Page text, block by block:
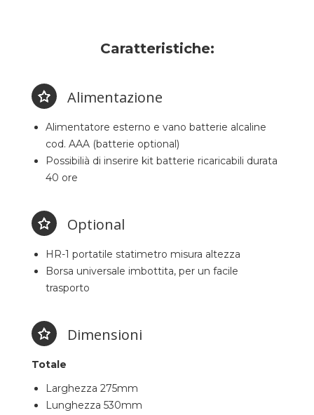
Caratteristiche:
Alimentazione
Alimentatore esterno e vano batterie alcaline
cod. AAA (batterie optional)
Possibilià di inserire kit batterie ricaricabili durata
40 ore
Optional
HR-1 portatile statimetro misura altezza
Borsa universale imbottita, per un facile
trasporto
Dimensioni
Totale
Larghezza 275mm
Lunghezza 530mm